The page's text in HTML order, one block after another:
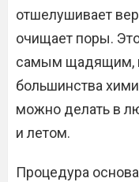
отшелушивает
очищает поры.
самым щадящим,
большинства
можно делать в
и летом.
Процедура